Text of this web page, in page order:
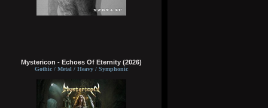
Mystericon - Echoes Of Eternity (2026)
Gothic / Metal / Heavy / Symphonic